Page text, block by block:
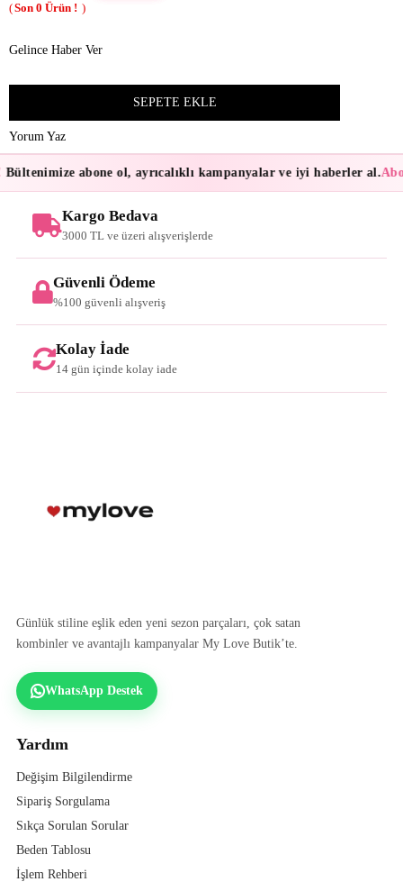
0
Gelince Haber Ver
Yorum Yaz
abone ol, ayrıcalıklı kampanyalar ve iyi haberler al.
Kargo Bedava
3000 TL ve üzeri alışverişlerde
Güvenli Ödeme
%100 güvenli alışveriş
Kolay İade
14 gün içinde kolay iade
Günlük stiline eşlik eden yeni sezon parçaları, çok satan
kombinler ve avantajlı kampanyalar My Love Butik’te.
WhatsApp Destek
Yardım
Değişim Bilgilendirme
Sipariş Sorgulama
Sıkça Sorulan Sorular
Beden Tablosu
İşlem Rehberi